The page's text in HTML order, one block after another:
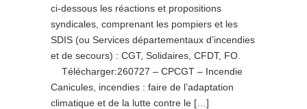
ci-dessous les réactions et propositions
syndicales, comprenant les pompiers et les
SDIS (ou Services départementaux d’incendies
et de secours) : CGT, Solidaires, CFDT, FO.
Télécharger:260727 – CPCGT – Incendie
Canicules, incendies : faire de l’adaptation
climatique et de la lutte contre le […]